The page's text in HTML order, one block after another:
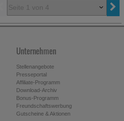
Vorherige
Unternehmen
Stellenangebote
Presseportal
Affiliate-Programm
Download-Archiv
Bonus-Programm
Freundschaftswerbung
Gutscheine & Aktionen